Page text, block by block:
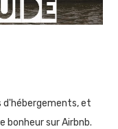
d'hébergements, et
bonheur sur Airbnb.